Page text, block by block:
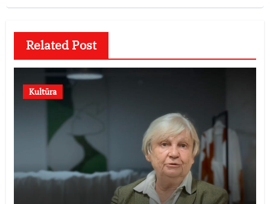
Related Post
Kultūra